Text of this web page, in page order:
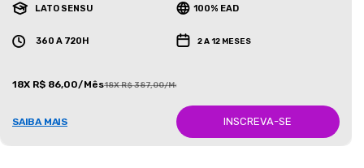
LATO SENSU 100% EAD
360 A 720H 2 A 12 MESES
18X R$ 86,00/Mês18X R$ 387,00/Mês
SAIBA MAIS INSCREVA-SE